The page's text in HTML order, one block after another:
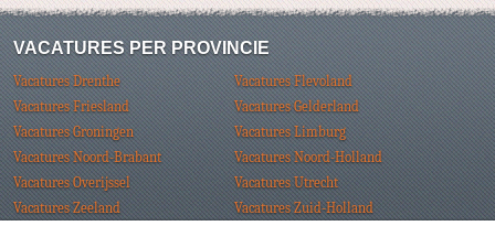
VACATURES PER PROVINCIE
Vacatures Drenthe
Vacatures Flevoland
Vacatures Friesland
Vacatures Gelderland
Vacatures Groningen
Vacatures Limburg
Vacatures Noord-Brabant
Vacatures Noord-Holland
Vacatures Overijssel
Vacatures Utrecht
Vacatures Zeeland
Vacatures Zuid-Holland